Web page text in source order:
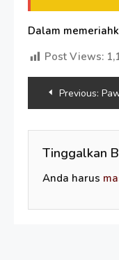
Dalam
Post Views:
Navigasi
pos
Previous:
Tinggalkan
Anda harus